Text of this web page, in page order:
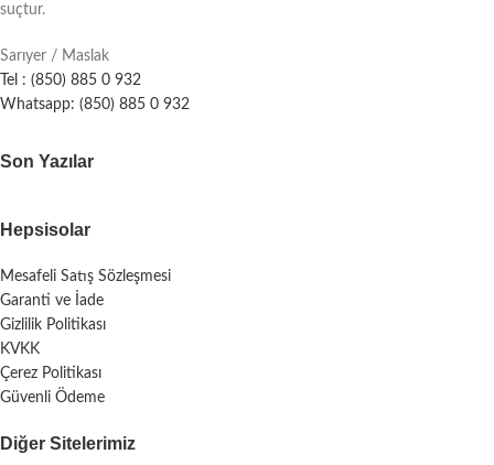
suçtur.
Sarıyer / Maslak
Tel : (850) 885 0 932
Whatsapp: (850) 885 0 932
Son Yazılar
Hepsisolar
Mesafeli Satış Sözleşmesi
Garanti ve İade
Gizlilik Politikası
KVKK
Çerez Politikası
Güvenli Ödeme
Diğer Sitelerimiz